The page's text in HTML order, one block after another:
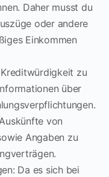
Daher musst du
oder andere
Einkommen
zu
über
von
Angaben zu
Da es sich bei